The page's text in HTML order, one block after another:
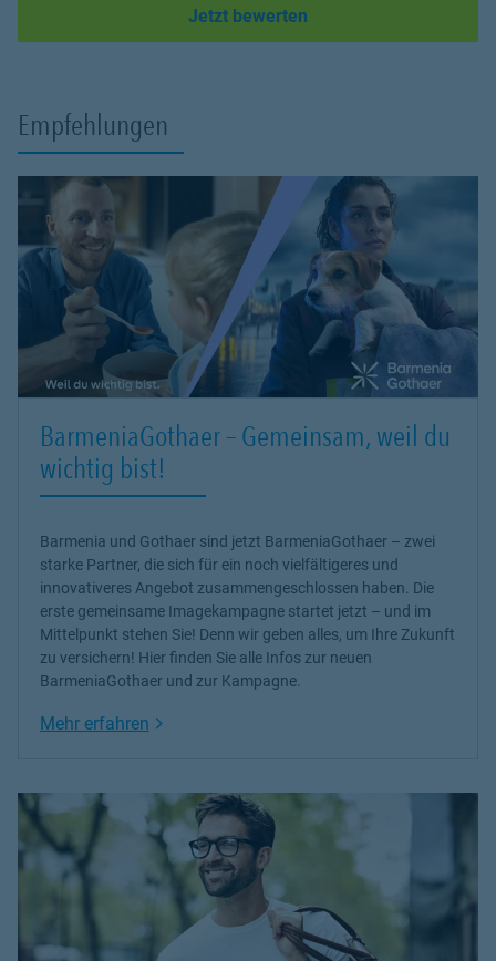
Jetzt bewerten
Empfehlungen
BarmeniaGothaer – Gemeinsam, weil du
wichtig bist!
Barmenia und Gothaer sind jetzt BarmeniaGothaer – zwei
starke Partner, die sich für ein noch vielfältigeres und
innovativeres Angebot zusammengeschlossen haben. Die
erste gemeinsame Imagekampagne startet jetzt – und im
Mittelpunkt stehen Sie! Denn wir geben alles, um Ihre Zukunft
zu versichern! Hier finden Sie alle Infos zur neuen
BarmeniaGothaer und zur Kampagne.
Mehr erfahren Link Opens in New Tab